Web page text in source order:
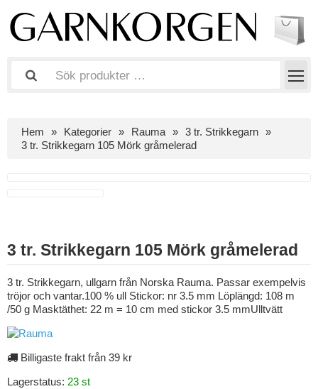
Hem Kategorier Rauma
3 tr. Strikkegarn
3 tr. Strikkegarn 105 Mörk gråmelerad
3 tr. Strikkegarn 105 Mörk gråmelerad
3 tr. Strikkegarn, ullgarn från Norska Rauma. Passar exempelvis
tröjor och vantar.100 % ull Stickor: nr 3.5 mm Löplängd: 108 m
/50 g Masktäthet: 22 m = 10 cm med stickor 3.5 mmUlltvätt
Billigaste frakt från 39 kr
Lagerstatus: 23 st